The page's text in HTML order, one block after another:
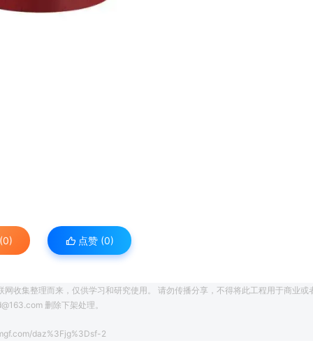
点赞 (0)
收集整理而来，仅供学习和研究使用。 请勿传播分享，不得将此工程用于商业或
删除下架处理。
daz%3Fjg%3Dsf-2